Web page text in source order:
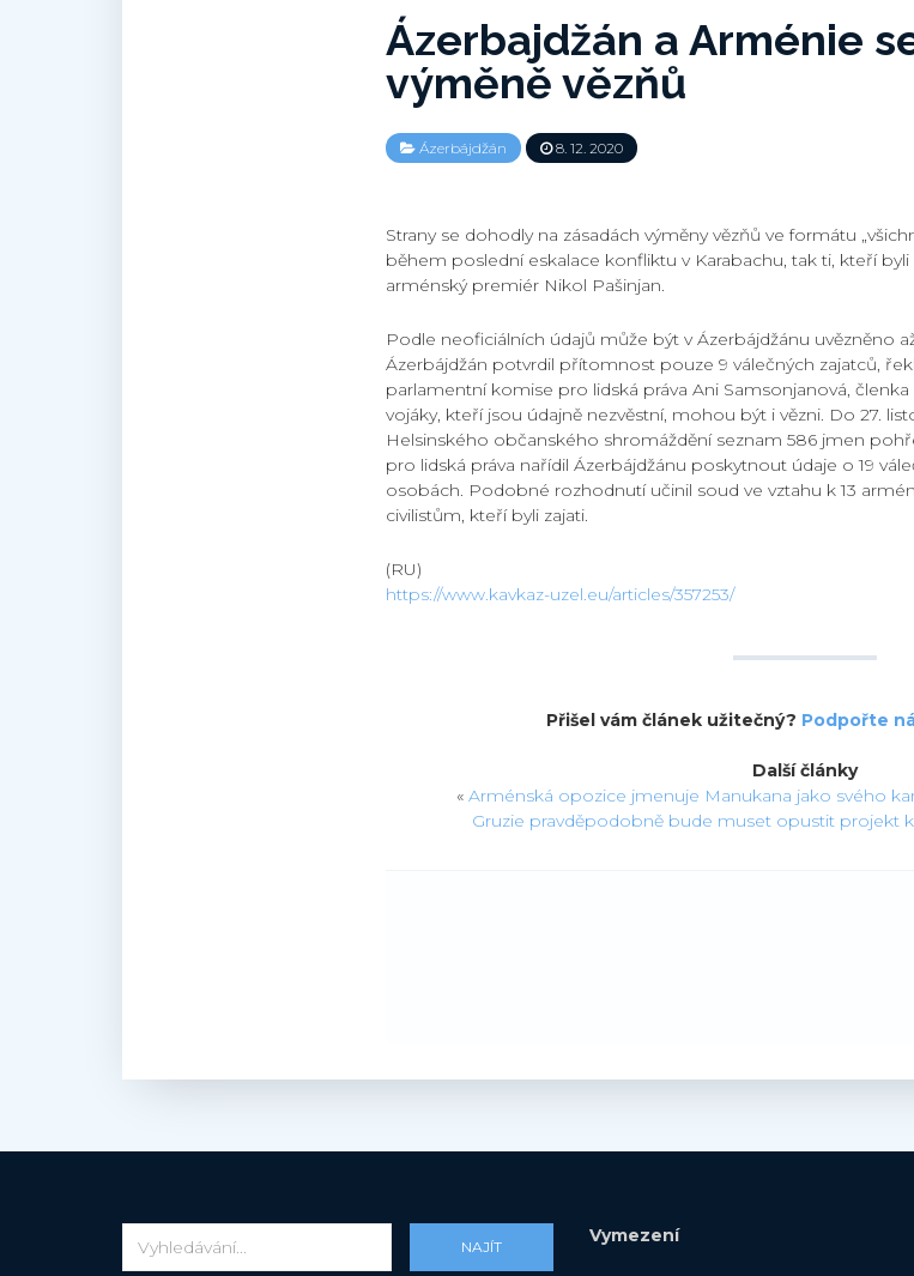
Ázerbajdžán a Arménie
výměně vězňů
Ázerbájdžán 8. 12. 2020
Strany se dohodly na zásadách výměny vězňů ve formátu
během poslední eskalace konfliktu v Karabachu, tak ti, kteří
arménský premiér Nikol Pašinjan.
Podle neoficiálních údajů může být v Ázerbájdžánu uvězněno
Ázerbájdžán potvrdil přítomnost pouze 9 válečných zajatců,
parlamentní komise pro lidská práva Ani Samsonjanová,
vojáky, kteří jsou údajně nezvěstní, mohou být i vězni. Do 27.
Helsinského občanského shromáždění seznam 586 jmen
pro lidská práva nařídil Ázerbájdžánu poskytnout údaje o 19
osobách. Podobné rozhodnutí učinil soud ve vztahu k 13
civilistům, kteří byli zajati.
(RU)
https://www.kavkaz-uzel.eu/articles/357253/
Přišel vám článek užitečný? Podpořte
Další články
« Arménská opozice jmenuje Manukana jako svého
Gruzie pravděpodobně bude muset opustit projekt
NAJÍT
Vymezení